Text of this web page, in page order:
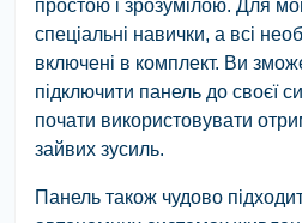
простою і зрозумілою. Для
спеціальні навички, а всі
включені в комплект. Ви
підключити панель до своєї
почати використовувати
зайвих зусиль.
Панель також чудово